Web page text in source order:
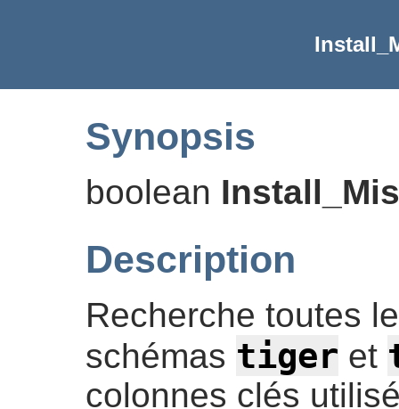
Synopsis
boolean
Description
Recherche toutes
schémas tiger et
colonnes clés